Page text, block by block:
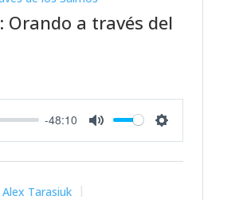
Orando a través del
-48:10
Alex Tarasiuk